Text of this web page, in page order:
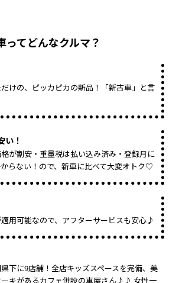
ってどんなクルマ？
けの、ピッカピカの新品！「新古車」と言
い！
が割安・重量税は払い込み済み・登録月に
らない！ので、新車に比べて大変オトク♡
用可能なので、アフターサービスも安心♪
下に9店舗！全店キッズスペースを完備、美
キがあるカフェ併設の車屋さん♪♪ 女性一